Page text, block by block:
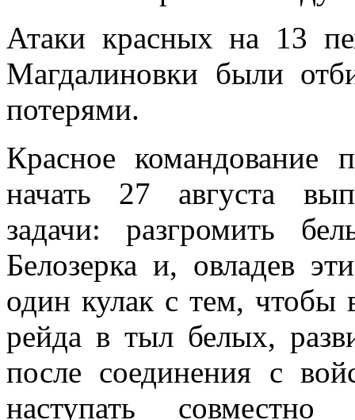
Атаки красных на 13
Магдалиновки были
потерями.
Красное командование
начать 27 августа
задачи: разгромить
Белозерка и, овладев
один кулак с тем, чтобы
рейда в тыл белых,
после соединения с
наступать